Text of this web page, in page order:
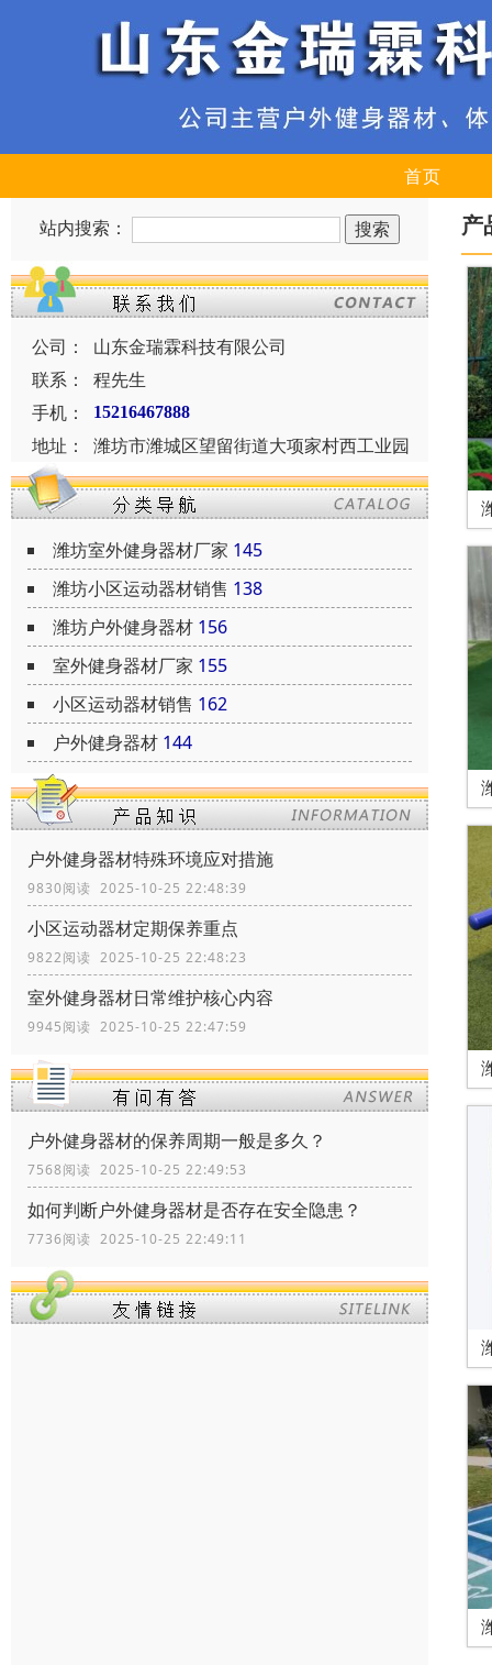
首页
站内搜索：
公司：
山东金瑞霖科技有限公司
联系：
程先生
手机：
15216467888
地址： 潍坊市潍城区望留街道大项家村西工业园
潍坊室外健身器材厂家 145
潍坊小区运动器材销售 138
潍坊户外健身器材 156
室外健身器材厂家 155
小区运动器材销售 162
户外健身器材 144
户外健身器材特殊环境应对措施
9830阅读 2025-10-25 22:48:39
小区运动器材定期保养重点
9822阅读 2025-10-25 22:48:23
室外健身器材日常维护核心内容
9945阅读 2025-10-25 22:47:59
户外健身器材的保养周期一般是多久？
7568阅读 2025-10-25 22:49:53
如何判断户外健身器材是否存在安全隐患？
7736阅读 2025-10-25 22:49:11
产